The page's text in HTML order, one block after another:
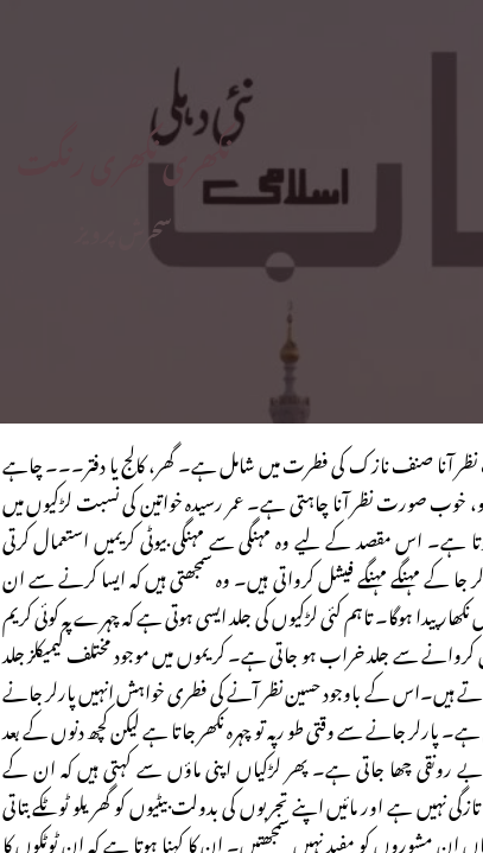
نکھری نکھری رنگت
سحرش پرویز
آنا صنف نازک کی فطرت میں شامل ہے۔ گھر، کالج یا دفتر۔۔۔ چاہے
خوب صورت نظر آنا چاہتی ہے۔ عمر رسیدہ خواتین کی نسبت لڑکیوں میں
ہے۔ اس مقصد کے لیے وہ مہنگی سے مہنگی بیوٹی کریمیں استعمال کرتی
جا کے مہنگے مہنگے فیشل کرواتی ہیں۔ وہ سمجھتی ہیں کہ ایسا کرنے سے ان
پیدا ہوگا۔ تاہم کئی لڑکیوں کی جلد ایسی ہوتی ہے کہ چہرے پہ کوئی کریم
کروانے سے جلد خراب ہو جاتی ہے۔ کریموں میں موجود مختلف کیمیکلز جلد
ہیں۔اس کے باوجود حسین نظر آنے کی فطری خواہش انہیں پارلر جانے
ہے۔ پارلر جانے سے وقتی طو رپہ تو چہرہ نکھر جاتا ہے لیکن کچھ دنوں کے بعد
رونقی چھا جاتی ہے۔ پھر لڑکیاں اپنی ماؤں سے کہتی ہیں کہ ان کے
نہیں ہے اور مائیں اپنے تجربوں کی بدولت بیٹیوں کو گھریلو ٹوٹکے بتاتی
ان مشوروں کو مفید نہیں سمجھتیں۔ ان کا کہنا ہوتا ہے کہ ان ٹوٹکوں کا